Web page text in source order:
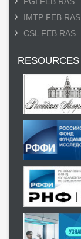
IMTP FEB RAS
CSL FEB RAS
RESOURCES